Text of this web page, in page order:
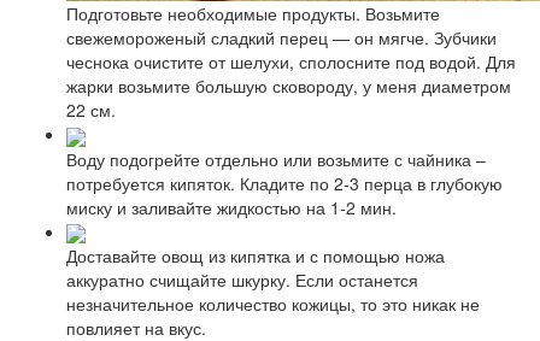
Подготовьте необходимые продукты. Возьмите
свежемороженый сладкий перец — он мягче. Зубчики
чеснока очистите от шелухи, сполосните под водой. Для
жарки возьмите большую сковороду, у меня диаметром
22 см.
Воду подогрейте отдельно или возьмите с чайника –
потребуется кипяток. Кладите по 2-3 перца в глубокую
миску и заливайте жидкостью на 1-2 мин.
Доставайте овощ из кипятка и с помощью ножа
аккуратно счищайте шкурку. Если останется
незначительное количество кожицы, то это никак не
повлияет на вкус.